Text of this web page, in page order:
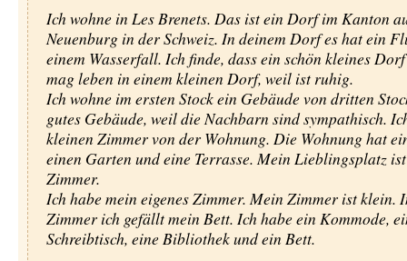
Ich wohne in Les Brenets. Das ist ein Dorf im Kanton
Neuenburg in der Schweiz. In deinem Dorf es hat ein
einem Wasserfall. Ich finde, dass ein schön kleines
mag leben in einem kleinen Dorf, weil ist ruhig.
Ich wohne im ersten Stock ein Gebäude von dritten
gutes Gebäude, weil die Nachbarn sind sympathisch.
kleinen Zimmer von der Wohnung. Die Wohnung hat
einen Garten und eine Terrasse. Mein Lieblingsplatz
Zimmer.
Ich habe mein eigenes Zimmer. Mein Zimmer ist klein.
Zimmer ich gefällt mein Bett. Ich habe ein Kommode,
Schreibtisch, eine Bibliothek und ein Bett.